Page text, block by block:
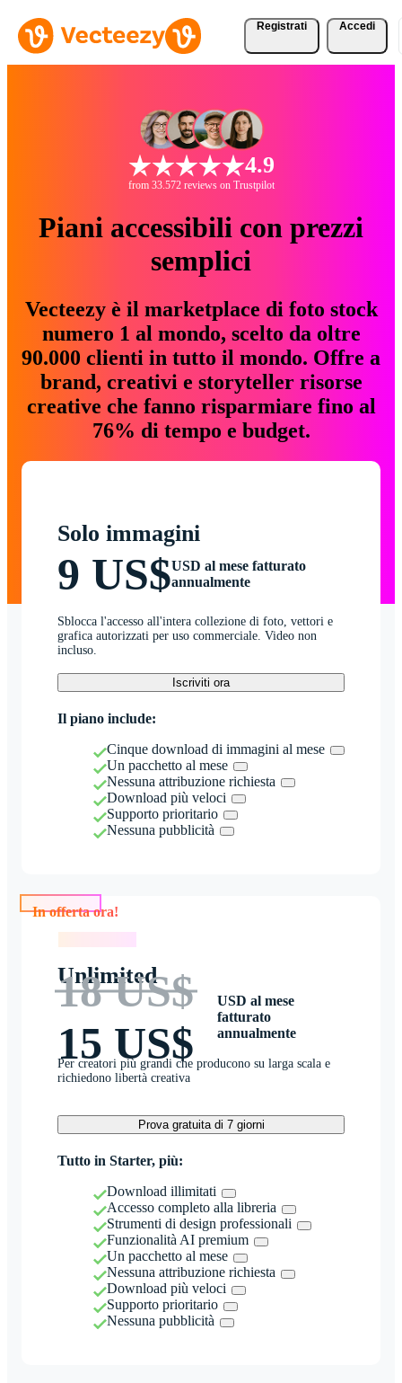
Registrati Accedi
4.9
from 33.572 reviews on Trustpilot
Piani accessibili con prezzi
semplici
Vecteezy è il marketplace di foto stock
numero 1 al mondo, scelto da oltre
90.000 clienti in tutto il mondo. Offre a
brand, creativi e storyteller risorse
creative che fanno risparmiare fino al
76% di tempo e budget.
Solo immagini
9 US$USD al mese fatturato
annualmente
Sblocca l'accesso all'intera collezione di foto, vettori e
grafica autorizzati per uso commerciale. Video non
incluso.
Iscriviti ora
Il piano include:
Cinque download di immagini al mese
Un pacchetto al mese
Nessuna attribuzione richiesta
Download più veloci
Supporto prioritario
Nessuna pubblicità
Unlimited
18 US$
15 US$
USD al mese
fatturato
annualmente
Per creatori più grandi che producono su larga scala e
richiedono libertà creativa
Prova gratuita di 7 giorni
Tutto in Starter, più:
Download illimitati
Accesso completo alla libreria
Strumenti di design professionali
Funzionalità AI premium
Un pacchetto al mese
Nessuna attribuzione richiesta
Download più veloci
Supporto prioritario
Nessuna pubblicità